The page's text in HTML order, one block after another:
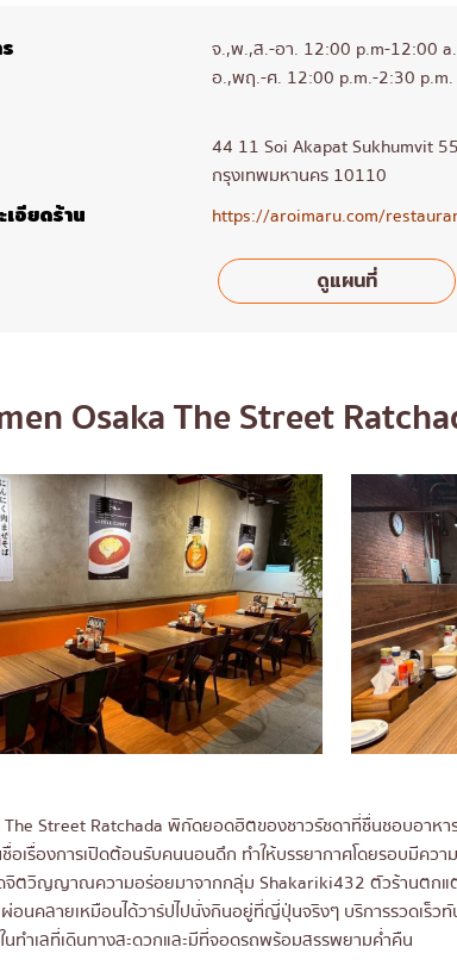
จ.,พ.,ส.-อา. 12:00 p.m-12:00
อ.,พฤ.-ศ. 12:00 p.m.-2:30
44 11 Soi Akapat Sukhumvit
กรุงเทพมหานคร 10110
เอียดร้าน https://aroimaru.com/
ดูแผนที่
Osaka The Street
The Street Ratchada พิกัดยอดฮิตของชาวรัชดาที่ชื่นชอบอาห
อเรื่องการเปิดต้อนรับคนนอนดึก ทำให้บรรยากาศโดยรอบมีค
ตวิญญาณความอร่อยมาจากกลุ่ม Shakariki432 ตัวร้านตกแต่
อนคลายเหมือนได้วาร์ปไปนั่งกินอยู่ที่ญี่ปุ่นจริงๆ บริการรวดเร็ว
นทำเลที่เดินทางสะดวกและมีที่จอดรถพร้อมสรรพยามค่ำคืน